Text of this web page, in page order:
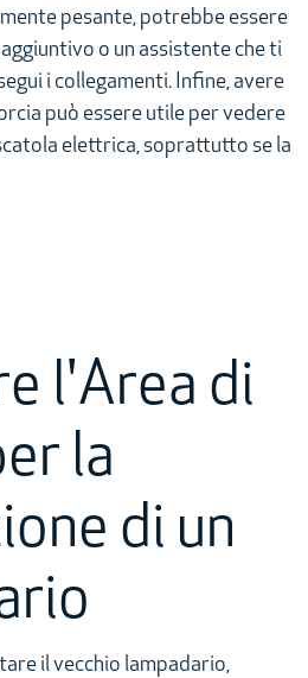
pesante, potrebbe essere
o un assistente che ti
i collegamenti. Infine, avere
può essere utile per vedere
elettrica, soprattutto se la
l'Area di
la
di un
il vecchio lampadario,